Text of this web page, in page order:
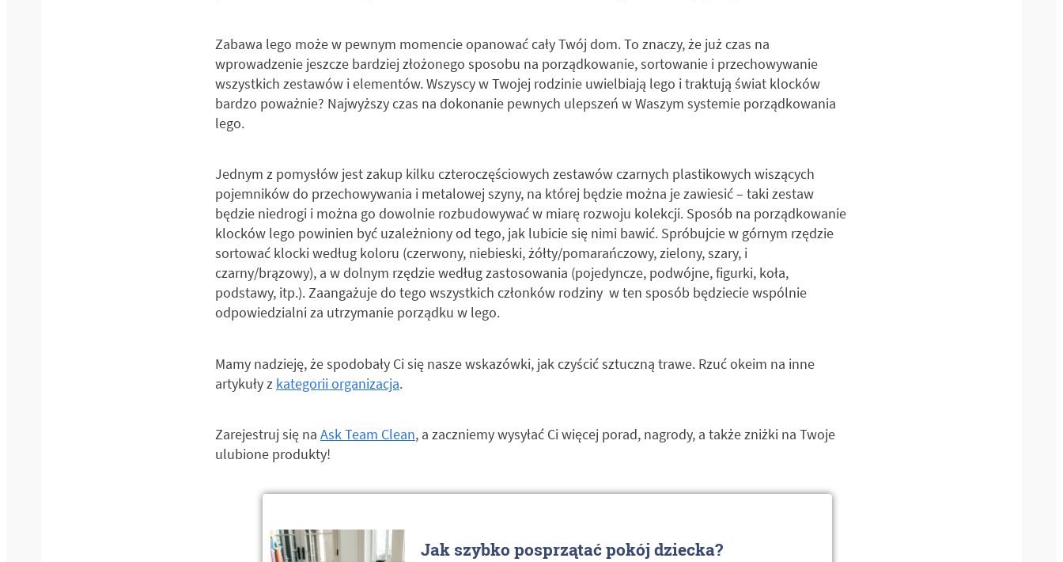
Zabawa lego może w pewnym momencie opanować cały Twój dom. To znaczy, że już czas na
wprowadzenie jeszcze bardziej złożonego sposobu na porządkowanie, sortowanie i przechowywanie
wszystkich zestawów i elementów. Wszyscy w Twojej rodzinie uwielbiają lego i traktują świat klocków
bardzo poważnie? Najwyższy czas na dokonanie pewnych ulepszeń w Waszym systemie porządkowania
lego.
Jednym z pomysłów jest zakup kilku czteroczęściowych zestawów czarnych plastikowych wiszących
pojemników do przechowywania i metalowej szyny, na której będzie można je zawiesić – taki zestaw
będzie niedrogi i można go dowolnie rozbudowywać w miarę rozwoju kolekcji. Sposób na porządkowanie
klocków lego powinien być uzależniony od tego, jak lubicie się nimi bawić. Spróbujcie w górnym rzędzie
sortować klocki według koloru (czerwony, niebieski, żółty/pomarańczowy, zielony, szary, i
czarny/brązowy), a w dolnym rzędzie według zastosowania (pojedyncze, podwójne, figurki, koła,
podstawy, itp.). Zaangażuje do tego wszystkich członków rodziny ­ w ten sposób będziecie wspólnie
odpowiedzialni za utrzymanie porządku w lego.
Mamy nadzieję, że spodobały Ci się nasze wskazówki, jak czyścić sztuczną trawe. Rzuć okeim na inne
artykuły z kategorii organizacja.
Zarejestruj się na Ask Team Clean, a zaczniemy wysyłać Ci więcej porad, nagrody, a także zniżki na Twoje
ulubione produkty!
Jak szybko posprzątać pokój dziecka?